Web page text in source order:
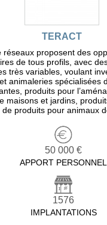
TERACT
réseaux proposent des
de tous profils, avec
très variables, voulant
animaleries spécialisées
produits pour
maisons et jardins,
produits pour animaux
50 000 €
APPORT PERSONNEL
1576
IMPLANTATIONS